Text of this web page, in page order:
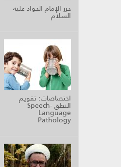
حرز الإمام الجواد عليه
السلام
اختصاصات: تقويم
النطق Speech-
Language
Pathology